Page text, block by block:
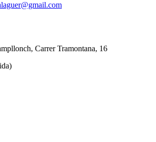
Carrer Tramontana, 16
)